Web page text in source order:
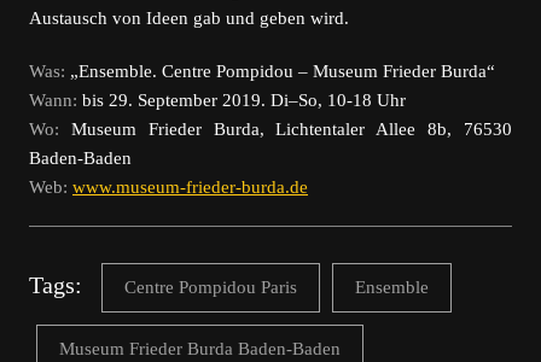
Austausch von Ideen gab und geben wird.
Was: „Ensemble. Centre Pompidou – Museum Frieder Burda“
Wann: bis 29. September 2019. Di–So, 10-18 Uhr
Wo: Museum Frieder Burda, Lichtentaler Allee 8b, 76530
Baden-Baden
Web: www.museum-frieder-burda.de
Tags: Centre Pompidou Paris Ensemble
Museum Frieder Burda Baden-Baden